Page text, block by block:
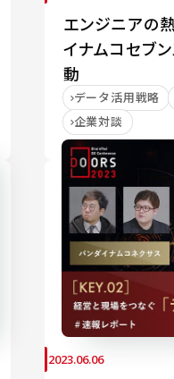
エンジニアの
イナムコセブ
動
データ活用戦略
企業対談
2023.06.06